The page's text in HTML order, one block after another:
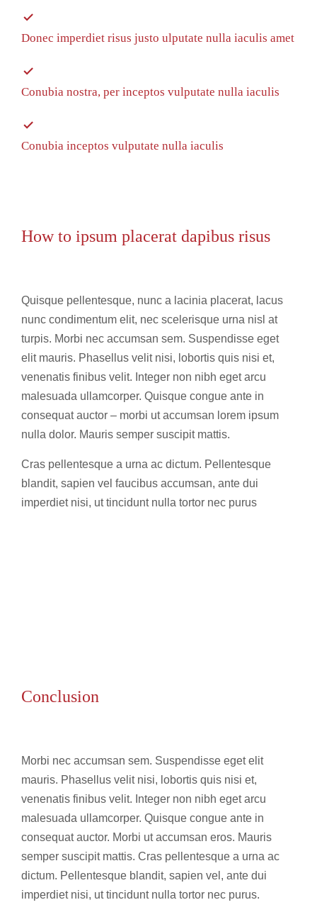
Donec imperdiet risus justo ulputate nulla iaculis amet
Conubia nostra, per inceptos vulputate nulla iaculis
Conubia inceptos vulputate nulla iaculis
How to ipsum placerat dapibus risus
Quisque pellentesque, nunc a lacinia placerat, lacus
nunc condimentum elit, nec scelerisque urna nisl at
turpis. Morbi nec accumsan sem. Suspendisse eget
elit mauris. Phasellus velit nisi, lobortis quis nisi et,
venenatis finibus velit. Integer non nibh eget arcu
malesuada ullamcorper. Quisque congue ante in
consequat auctor – morbi ut accumsan lorem ipsum
nulla dolor. Mauris semper suscipit mattis.
Cras pellentesque a urna ac dictum. Pellentesque
blandit, sapien vel faucibus accumsan, ante dui
imperdiet nisi, ut tincidunt nulla tortor nec purus
Conclusion
Morbi nec accumsan sem. Suspendisse eget elit
mauris. Phasellus velit nisi, lobortis quis nisi et,
venenatis finibus velit. Integer non nibh eget arcu
malesuada ullamcorper. Quisque congue ante in
consequat auctor. Morbi ut accumsan eros. Mauris
semper suscipit mattis. Cras pellentesque a urna ac
dictum. Pellentesque blandit, sapien vel, ante dui
imperdiet nisi, ut tincidunt nulla tortor nec purus.